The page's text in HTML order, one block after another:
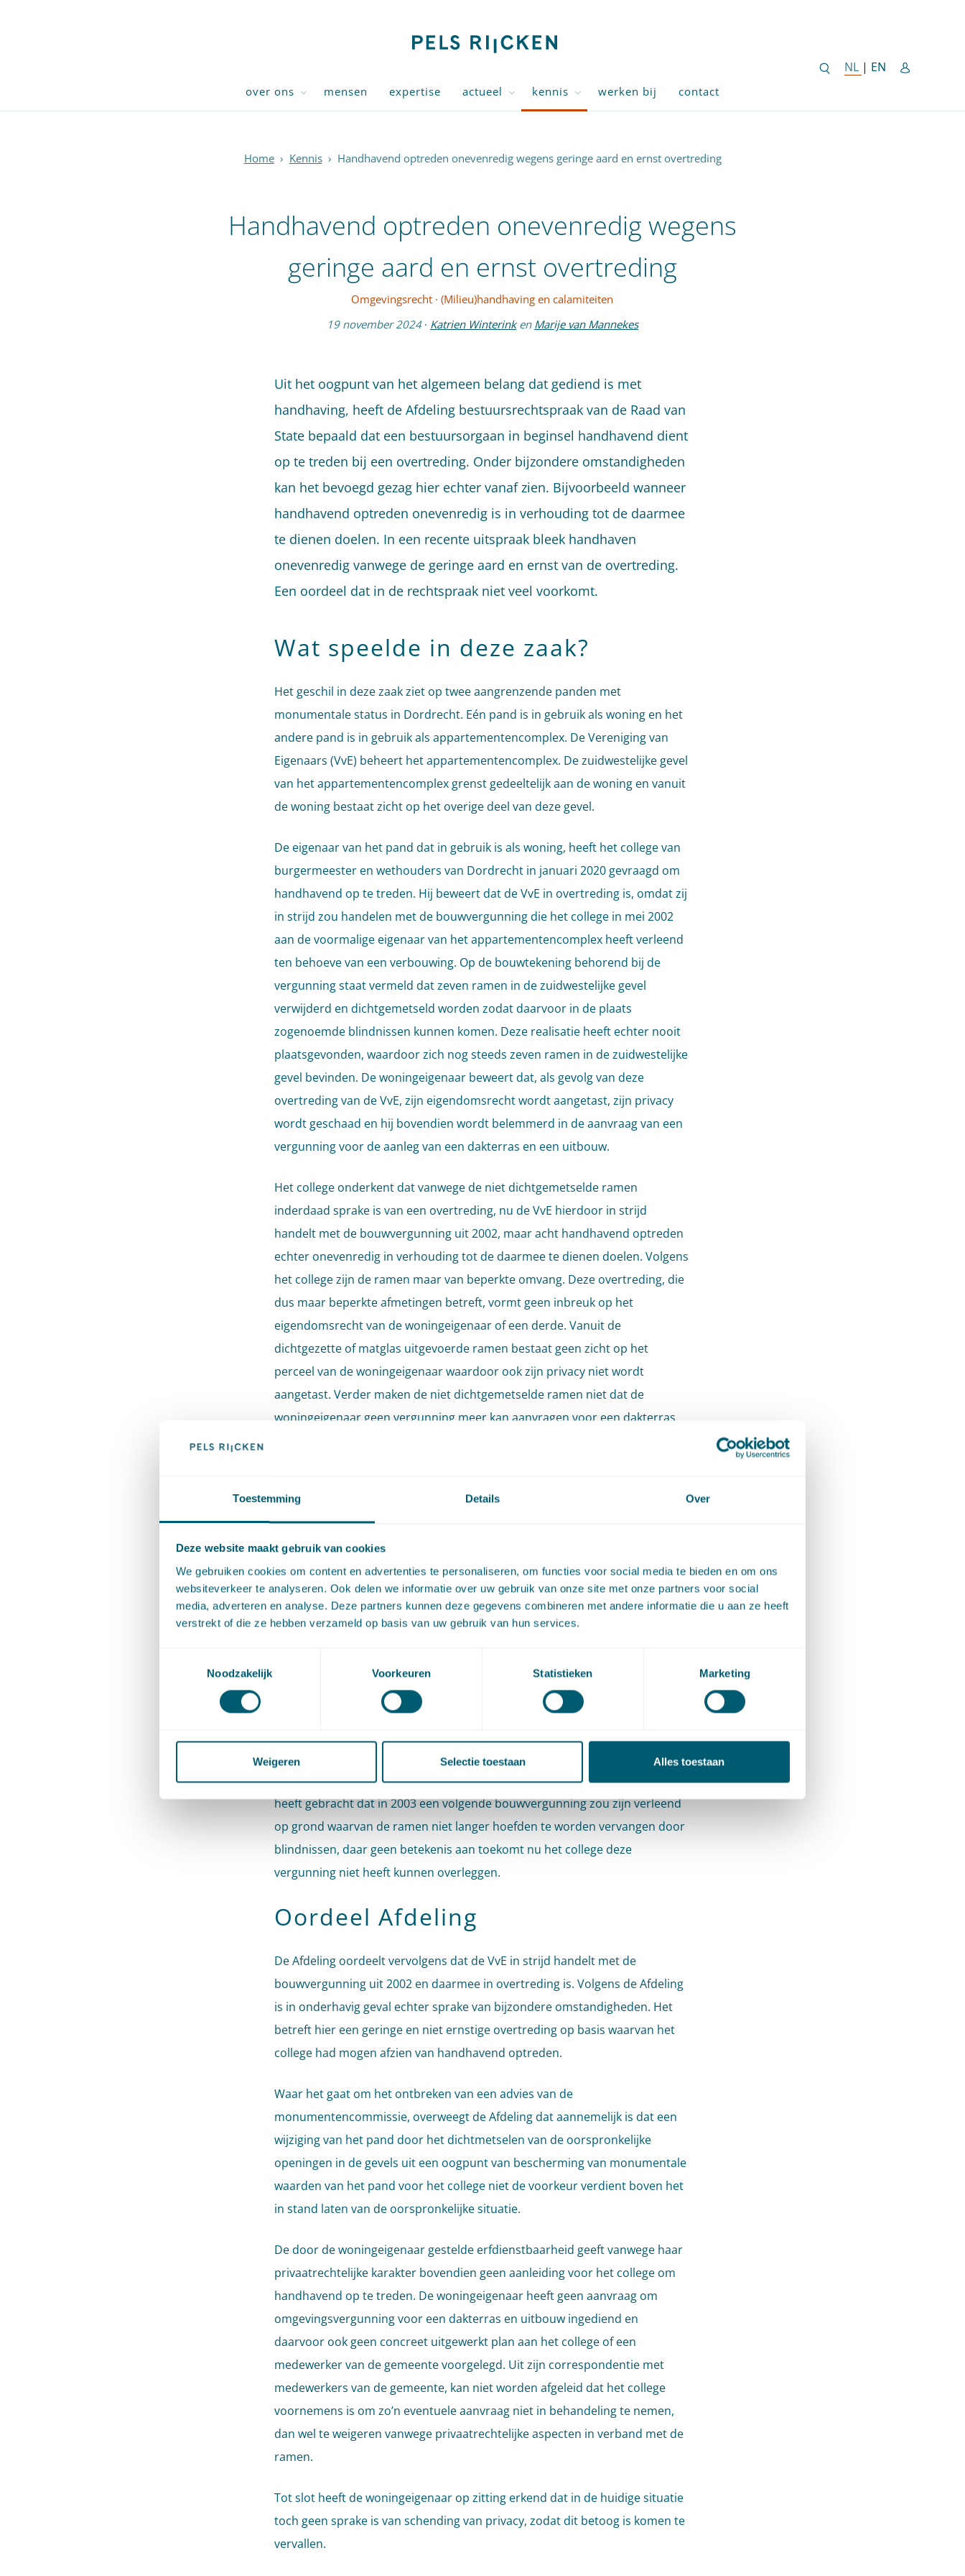
Toestemming Details Over
Deze website maakt gebruik van cookies
We gebruiken cookies om content en advertenties te personaliseren, om functies voor social media te bieden en om ons
websiteverkeer te analyseren. Ook delen we informatie over uw gebruik van onze site met onze partners voor social
media, adverteren en analyse. Deze partners kunnen deze gegevens combineren met andere informatie die u aan ze heeft
verstrekt of die ze hebben verzameld op basis van uw gebruik van hun services.
Noodzakelijk
Voorkeuren Statistieken Marketing
Weigeren Selectie toestaan Alles toestaan
NL NEDERLANDSE
| EN ENGLISH
over ons mensen expertise actueel kennis werken bij contact
Home › Kennis › Handhavend optreden onevenredig wegens geringe aard en ernst overtreding
Handhavend optreden onevenredig wegens
geringe aard en ernst overtreding
Omgevingsrecht · (Milieu)handhaving en calamiteiten
19 november 2024 · Katrien Winterink en Marije van Mannekes
Uit het oogpunt van het algemeen belang dat gediend is met
handhaving, heeft de Afdeling bestuursrechtspraak van de Raad van
State bepaald dat een bestuursorgaan in beginsel handhavend dient
op te treden bij een overtreding. Onder bijzondere omstandigheden
kan het bevoegd gezag hier echter vanaf zien. Bijvoorbeeld wanneer
handhavend optreden onevenredig is in verhouding tot de daarmee
te dienen doelen. In een recente uitspraak bleek handhaven
onevenredig vanwege de geringe aard en ernst van de overtreding.
Een oordeel dat in de rechtspraak niet veel voorkomt.
Wat speelde in deze zaak?
Het geschil in deze zaak ziet op twee aangrenzende panden met
monumentale status in Dordrecht. Eén pand is in gebruik als woning en het
andere pand is in gebruik als appartementencomplex. De Vereniging van
Eigenaars (VvE) beheert het appartementencomplex. De zuidwestelijke gevel
van het appartementencomplex grenst gedeeltelijk aan de woning en vanuit
de woning bestaat zicht op het overige deel van deze gevel.
De eigenaar van het pand dat in gebruik is als woning, heeft het college van
burgermeester en wethouders van Dordrecht in januari 2020 gevraagd om
handhavend op te treden. Hij beweert dat de VvE in overtreding is, omdat zij
in strijd zou handelen met de bouwvergunning die het college in mei 2002
aan de voormalige eigenaar van het appartementencomplex heeft verleend
ten behoeve van een verbouwing. Op de bouwtekening behorend bij de
vergunning staat vermeld dat zeven ramen in de zuidwestelijke gevel
verwijderd en dichtgemetseld worden zodat daarvoor in de plaats
zogenoemde blindnissen kunnen komen. Deze realisatie heeft echter nooit
plaatsgevonden, waardoor zich nog steeds zeven ramen in de zuidwestelijke
gevel bevinden. De woningeigenaar beweert dat, als gevolg van deze
overtreding van de VvE, zijn eigendomsrecht wordt aangetast, zijn privacy
wordt geschaad en hij bovendien wordt belemmerd in de aanvraag van een
vergunning voor de aanleg van een dakterras en een uitbouw.
Het college onderkent dat vanwege de niet dichtgemetselde ramen
inderdaad sprake is van een overtreding, nu de VvE hierdoor in strijd
handelt met de bouwvergunning uit 2002, maar acht handhavend optreden
echter onevenredig in verhouding tot de daarmee te dienen doelen. Volgens
het college zijn de ramen maar van beperkte omvang. Deze overtreding, die
dus maar beperkte afmetingen betreft, vormt geen inbreuk op het
eigendomsrecht van de woningeigenaar of een derde. Vanuit de
dichtgezette of matglas uitgevoerde ramen bestaat geen zicht op het
perceel van de woningeigenaar waardoor ook zijn privacy niet wordt
aangetast. Verder maken de niet dichtgemetselde ramen niet dat de
woningeigenaar geen vergunning meer kan aanvragen voor een dakterras
Volgens de woningeigenaar is het niet onevenredig om handhavend op te
treden tegen het in afwijking van de bouwvergunning nalaten van het
dichtmaken van de ramen en maakt bezwaar. Na een ongegrond bezwaar
stelt hij beroep in bij de rechtbank. Nadat de rechtbank zijn beroep
ongegrond verklaart, gaat hij in hoger beroep bij de Afdeling. Daar stelt de
monumentale waarden niet heeft onderbouwd met een advies van de
monumentencommissie; dat er een erfdienstbaarheid bestaat waaruit voor
hem het recht voortvloeit om de meeste vensters, ramen, gaten en verdere
dichtzetten van de ramen of het plaatsen van matglas geen vervanging is
voor blindnissen. Verder voert hij aan dat, voor zover het college naar voren
heeft gebracht dat in 2003 een volgende bouwvergunning zou zijn verleend
op grond waarvan de ramen niet langer hoefden te worden vervangen door
blindnissen, daar geen betekenis aan toekomt nu het college deze
vergunning niet heeft kunnen overleggen.
Oordeel Afdeling
De Afdeling oordeelt vervolgens dat de VvE in strijd handelt met de
bouwvergunning uit 2002 en daarmee in overtreding is. Volgens de Afdeling
is in onderhavig geval echter sprake van bijzondere omstandigheden. Het
betreft hier een geringe en niet ernstige overtreding op basis waarvan het
college had mogen afzien van handhavend optreden.
Waar het gaat om het ontbreken van een advies van de
monumentencommissie, overweegt de Afdeling dat aannemelijk is dat een
wijziging van het pand door het dichtmetselen van de oorspronkelijke
openingen in de gevels uit een oogpunt van bescherming van monumentale
waarden van het pand voor het college niet de voorkeur verdient boven het
in stand laten van de oorspronkelijke situatie.
De door de woningeigenaar gestelde erfdienstbaarheid geeft vanwege haar
privaatrechtelijke karakter bovendien geen aanleiding voor het college om
handhavend op te treden. De woningeigenaar heeft geen aanvraag om
omgevingsvergunning voor een dakterras en uitbouw ingediend en
daarvoor ook geen concreet uitgewerkt plan aan het college of een
medewerker van de gemeente voorgelegd. Uit zijn correspondentie met
medewerkers van de gemeente, kan niet worden afgeleid dat het college
voornemens is om zo’n eventuele aanvraag niet in behandeling te nemen,
dan wel te weigeren vanwege privaatrechtelijke aspecten in verband met de
ramen.
Tot slot heeft de woningeigenaar op zitting erkend dat in de huidige situatie
toch geen sprake is van schending van privacy, zodat dit betoog is komen te
vervallen.